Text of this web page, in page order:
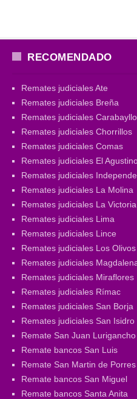
RECOMENDADO
Remates judiciales Ate
Remates judiciales Breña
Remates judiciales Carabayllo
Remates judiciales Chorrillos
Remates judiciales Comas
Remates judiciales El
Remates judiciales
Remates judiciales La Molina
Remates judiciales La Victoria
Remates judiciales Lima
Remates judiciales Lince
Remates judiciales Los Olivos
Remates judiciales
Remates judiciales Miraflores
Remates judiciales Rímac
Remates judiciales San Borja
Remates judiciales San Isidro
Remate San Juan Lurigancho
Remate bancos San Luis
Remate San Martin de Porres
Remate bancos San Miguel
Remate bancos Santa Anita